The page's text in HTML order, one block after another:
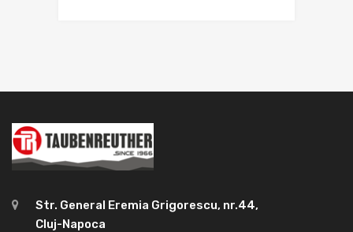
Str. General Eremia Grigorescu, nr.44,
Cluj-Napoca